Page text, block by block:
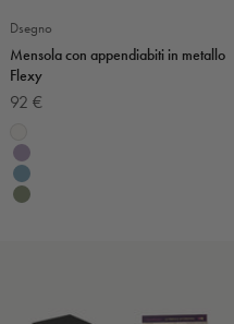
Dsegno
Mensola con appendiabiti in metallo
Flexy
Prezzo scontato
92 €
Bianco
Violetta
Carta da zucchero
Eucalipto